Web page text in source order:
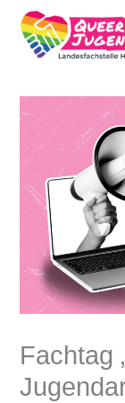
Inhalt
springen
Fachtag